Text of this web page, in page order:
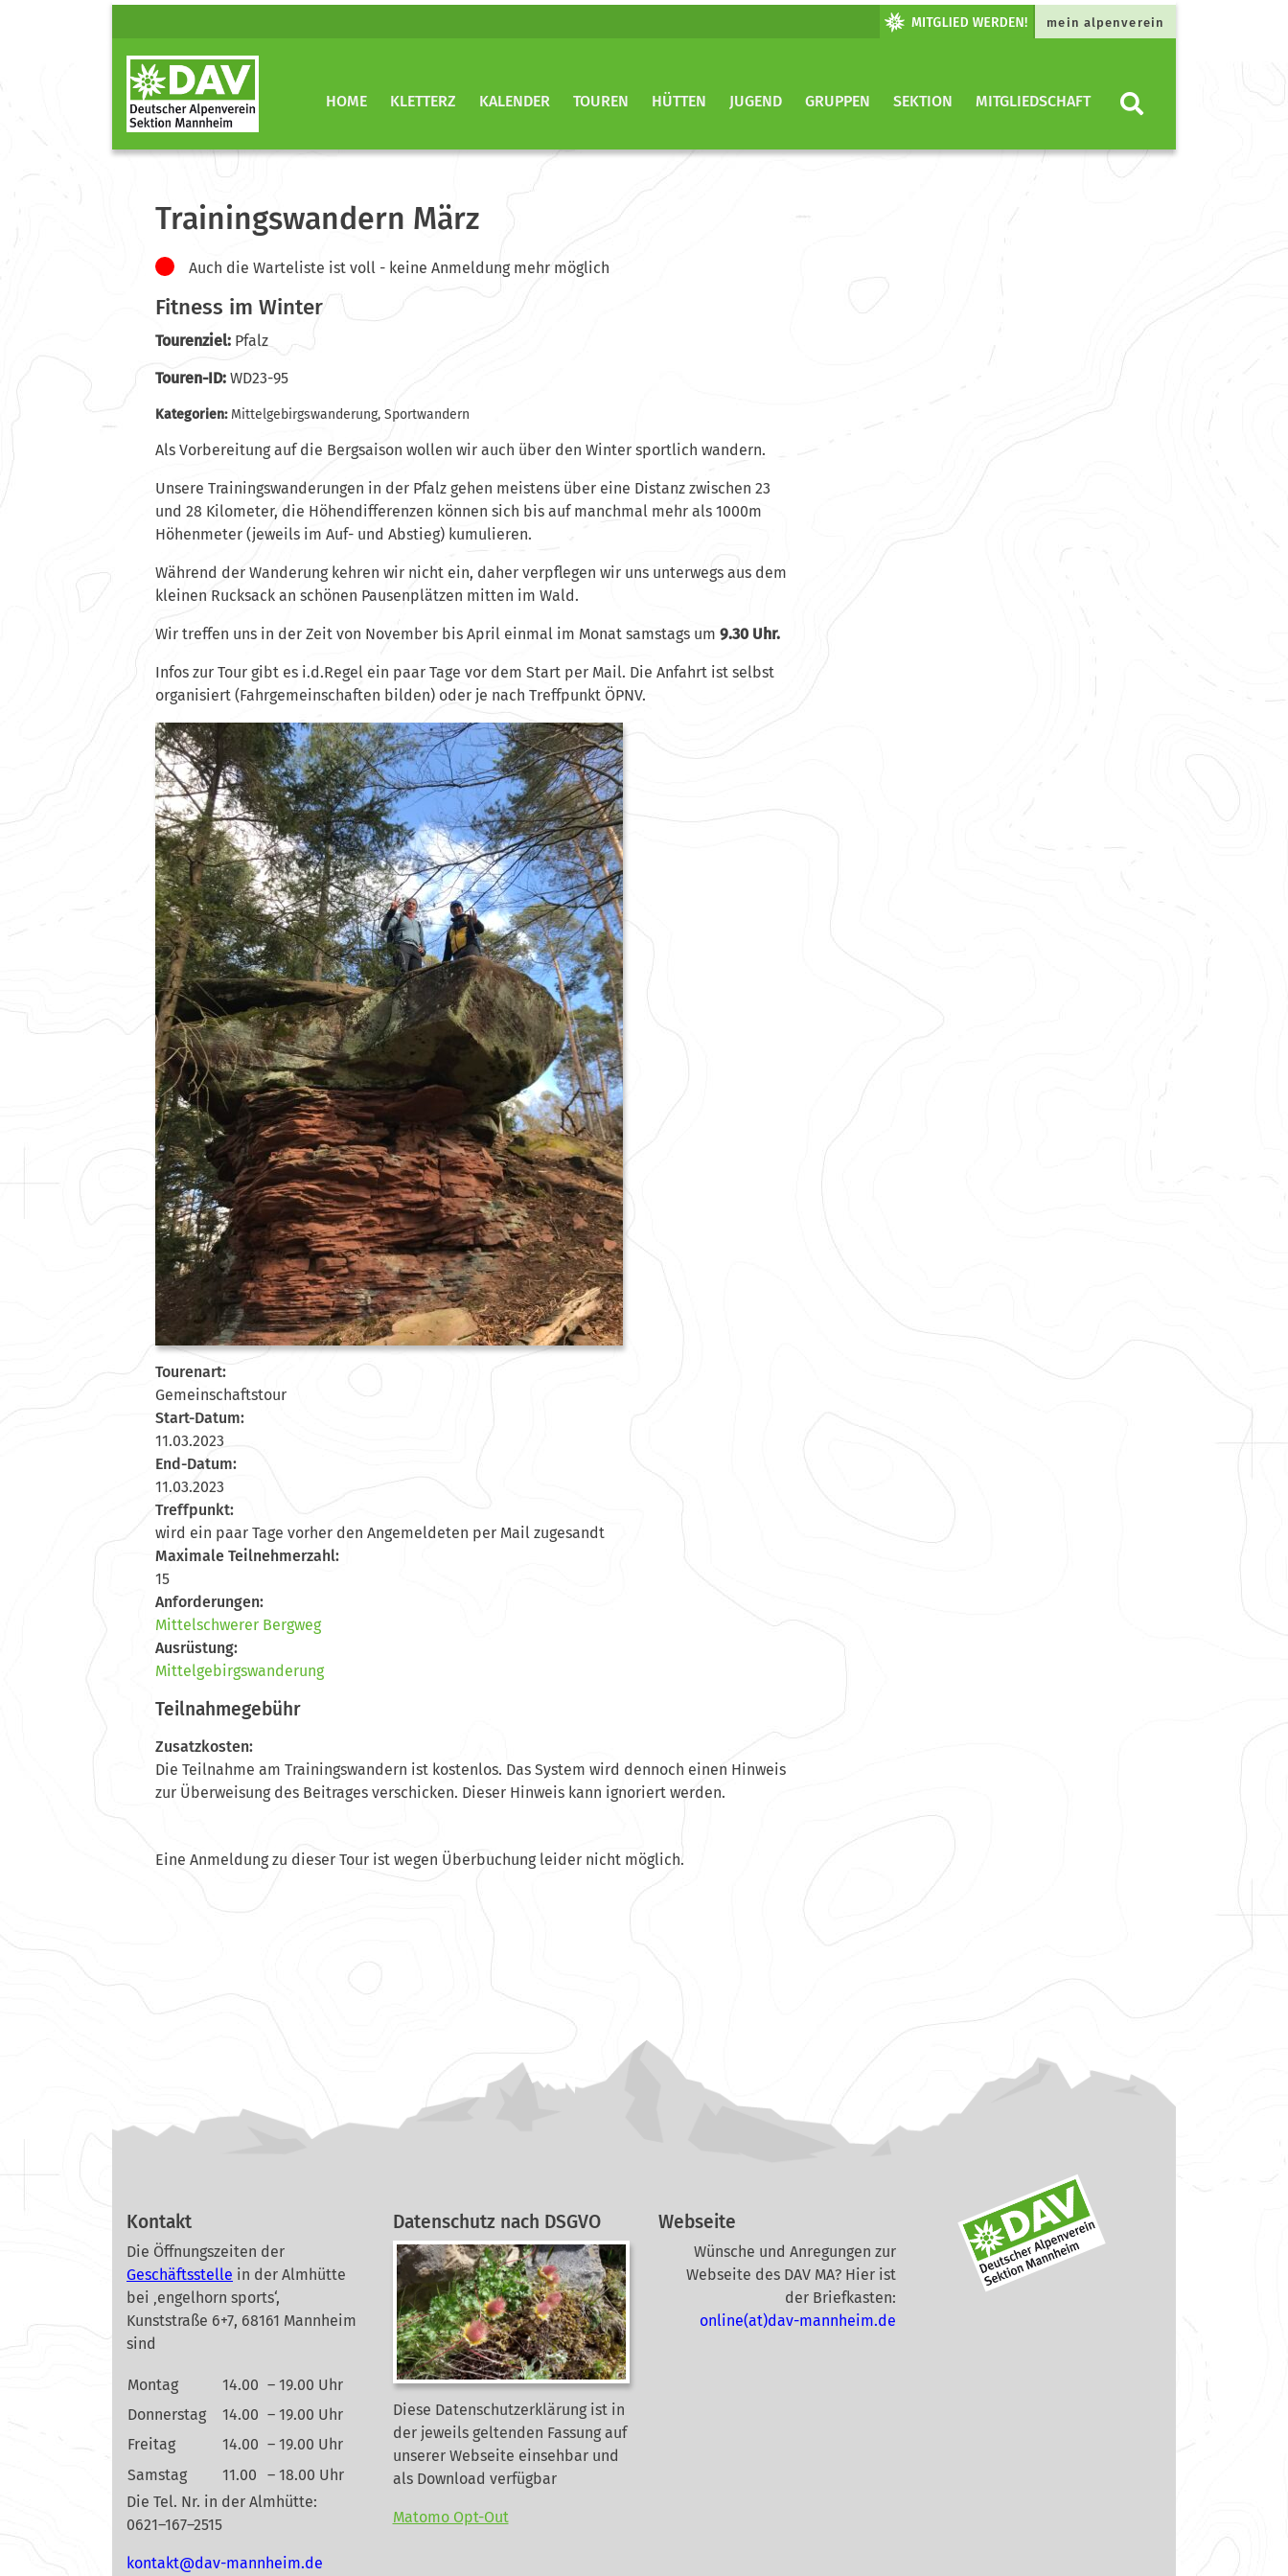
mein alpenverein
HOME KLETTERZ KALENDER TOUREN HÜTTEN JUGEND GRUPPEN SEKTION MITGLIEDSCHAFT
Trainingswandern März
Auch die Warteliste ist voll - keine Anmeldung mehr möglich
Fitness im Winter
Tourenziel: Pfalz
Touren-ID: WD23-95
Kategorien: Mittelgebirgswanderung, Sportwandern
Als Vorbereitung auf die Bergsaison wollen wir auch über den Winter sportlich wandern.
Unsere Trainingswanderungen in der Pfalz gehen meistens über eine Distanz zwischen 23
und 28 Kilometer, die Höhendifferenzen können sich bis auf manchmal mehr als 1000m
Höhenmeter (jeweils im Auf- und Abstieg) kumulieren.
Während der Wanderung kehren wir nicht ein, daher verpflegen wir uns unterwegs aus dem
kleinen Rucksack an schönen Pausenplätzen mitten im Wald.
Wir treffen uns in der Zeit von November bis April einmal im Monat samstags um 9.30 Uhr.
Infos zur Tour gibt es i.d.Regel ein paar Tage vor dem Start per Mail. Die Anfahrt ist selbst
organisiert (Fahrgemeinschaften bilden) oder je nach Treffpunkt ÖPNV.
Tourenart:
Gemeinschaftstour
Start-Datum:
11.03.2023
End-Datum:
11.03.2023
Treffpunkt:
wird ein paar Tage vorher den Angemeldeten per Mail zugesandt
Maximale Teilnehmerzahl:
15
Anforderungen:
Mittelschwerer Bergweg
Ausrüstung:
Mittelgebirgswanderung
Teilnahmegebühr
Zusatzkosten:
Die Teilnahme am Trainingswandern ist kostenlos. Das System wird dennoch einen Hinweis
zur Überweisung des Beitrages verschicken. Dieser Hinweis kann ignoriert werden.
Eine Anmeldung zu dieser Tour ist wegen Überbuchung leider nicht möglich.
Kontakt
Die Öffnungszeiten der
Geschäftsstelle in der Almhütte
bei ‚engelhorn sports‘,
Kunststraße 6+7, 68161 Mannheim
sind
Montag 14.00 – 19.00 Uhr
Donnerstag
14.00 – 19.00 Uhr
Freitag
14.00 – 19.00 Uhr
Samstag
11.00
– 18.00 Uhr
Die Tel. Nr. in der Almhütte:
0621–167–2515
ed.mi
ehnna
m-vad
@tkat
nok
Datenschutz nach DSGVO
Diese Datenschutzerklärung ist in
der jeweils geltenden Fassung auf
unserer Webseite einsehbar und
als Download verfügbar
Matomo Opt-Out
Webseite
Wünsche und Anregungen zur
Webseite des DAV MA? Hier ist
der Briefkasten:
online(at)dav-mannheim.de